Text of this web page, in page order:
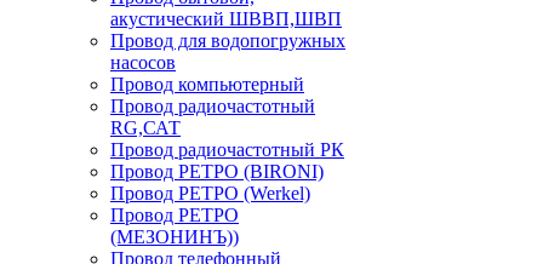
акустический ШВВП,ШВП
Провод для водопогружных
насосов
Провод компьютерный
Провод радиочастотный
RG,САТ
Провод радиочастотный РК
Провод РЕТРО (BIRONI)
Провод РЕТРО (Werkel)
Провод РЕТРО
(МЕЗОНИНЪ))
Провод телефонный